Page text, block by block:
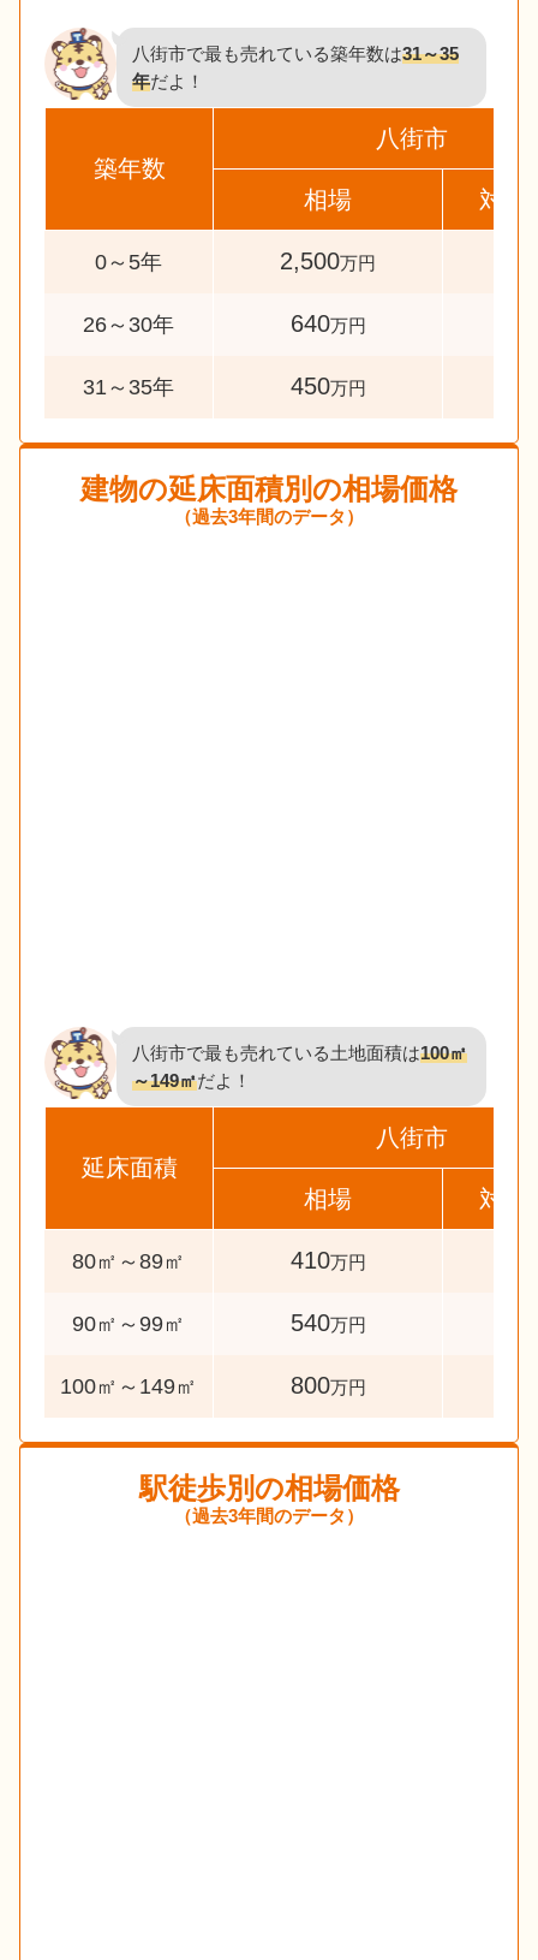
八街市で最も売れている築年数は31～35
年だよ！
築年数
八街市
相場 対象
0～5年 2,500万円
26～30年 640万円
31～35年 450万円
建物の延床面積別の相場価格
（過去3年間のデータ）
八街市で最も売れている土地面積は100㎡
～149㎡だよ！
延床面積
八街市
相場 対象
80㎡～89㎡ 410万円
90㎡～99㎡ 540万円
100㎡～149㎡ 800万円
駅徒歩別の相場価格
（過去3年間のデータ）